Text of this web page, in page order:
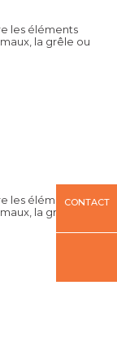
les éléments
la grêle ou
les éléments
la grêle ou
CONTACT